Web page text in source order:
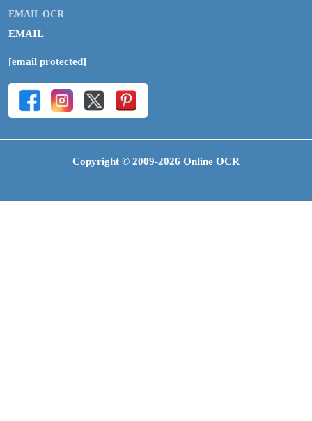
EMAIL OCR
EMAIL
[email protected]
Copyright © 2009-2026 Online OCR